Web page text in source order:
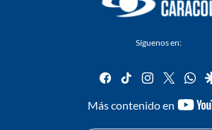
Síguenos en:
facebook
tiktok instagram
twitter
Más contenido en